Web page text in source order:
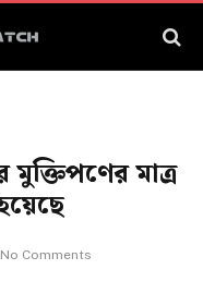
মাত্র
No Comments